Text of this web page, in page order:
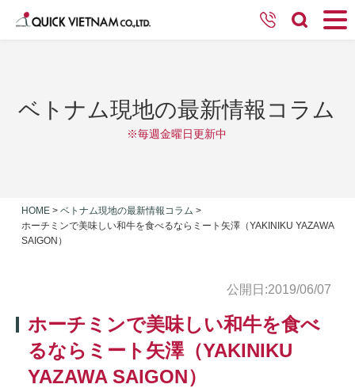
ベトナム現地の最新情報コラム
※毎週金曜日更新中
HOME > ベトナム現地の最新情報コラム >
ホーチミンで美味しい和牛を食べるならミート矢澤（YAKINIKU YAZAWA
SAIGON）
公開日:2019/06/07
ホーチミンで美味しい和牛を食べ
るならミート矢澤（YAKINIKU
YAZAWA SAIGON）